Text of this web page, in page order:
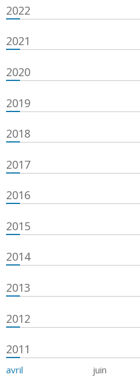
2022
2021
2020
2019
2018
2017
2016
2015
2014
2013
2012
2011
avril juin